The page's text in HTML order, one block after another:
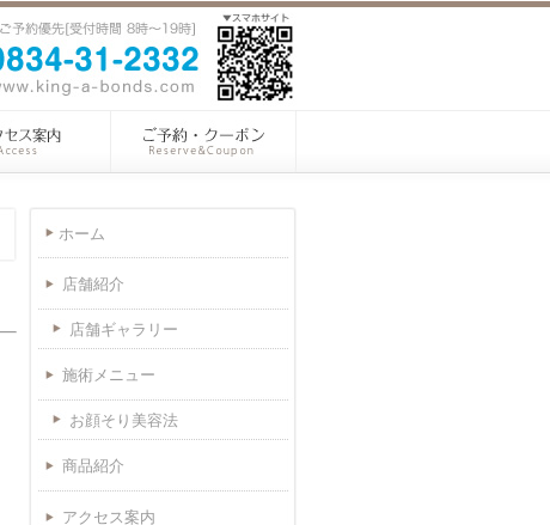
ホーム
店舗紹介
店舗ギャラリー
施術メニュー
お顔そり美容法
商品紹介
アクセス案内